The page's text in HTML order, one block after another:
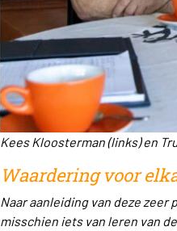
Kees Kloosterman (links) en
Waardering voor
Naar aanleiding van deze
misschien iets van leren van